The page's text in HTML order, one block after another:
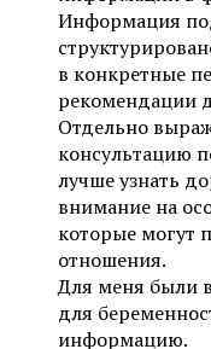
Информация
в конкретные
рекомендации
Отдельно
консультацию
лучше узнать
внимание на
которые могут
отношения.
Для меня были
для
информацию.